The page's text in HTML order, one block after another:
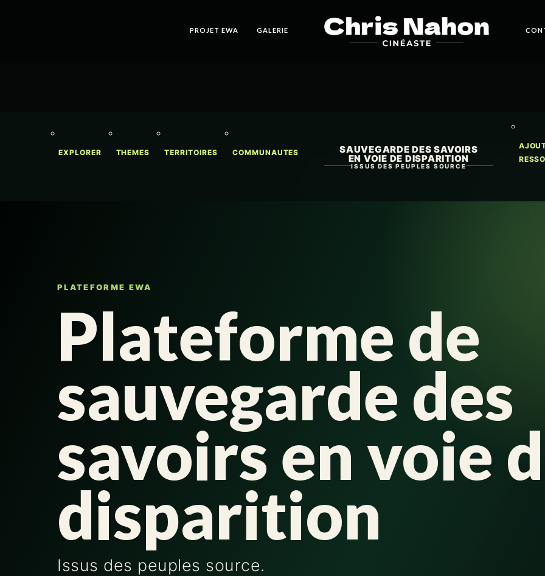
PROJET EWA GALERIE
SAUVEGARDE DES SAVOIRS
EN VOIE DE DISPARITION
ISSUS DES PEUPLES SOURCE
EXPLORER THEMES TERRITOIRES COMMUNAUTES
PLATEFORME EWA
Plateforme de
sauvegarde des
savoirs en voie
disparition
Issus des peuples source.